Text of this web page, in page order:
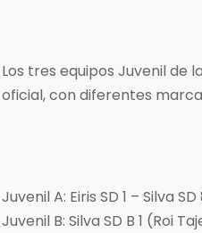
Los tres equipos Juvenil
oficial, con diferentes
Juvenil A: Eiris SD 1 – Silva
Juvenil B: Silva SD B 1 (Roi